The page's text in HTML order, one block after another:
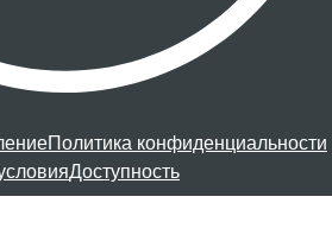
Политика конфиденциальности
Доступность